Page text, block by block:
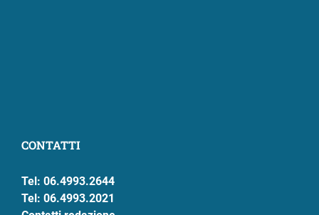
CONTATTI
Tel: 06.4993.2644
Tel: 06.4993.2021